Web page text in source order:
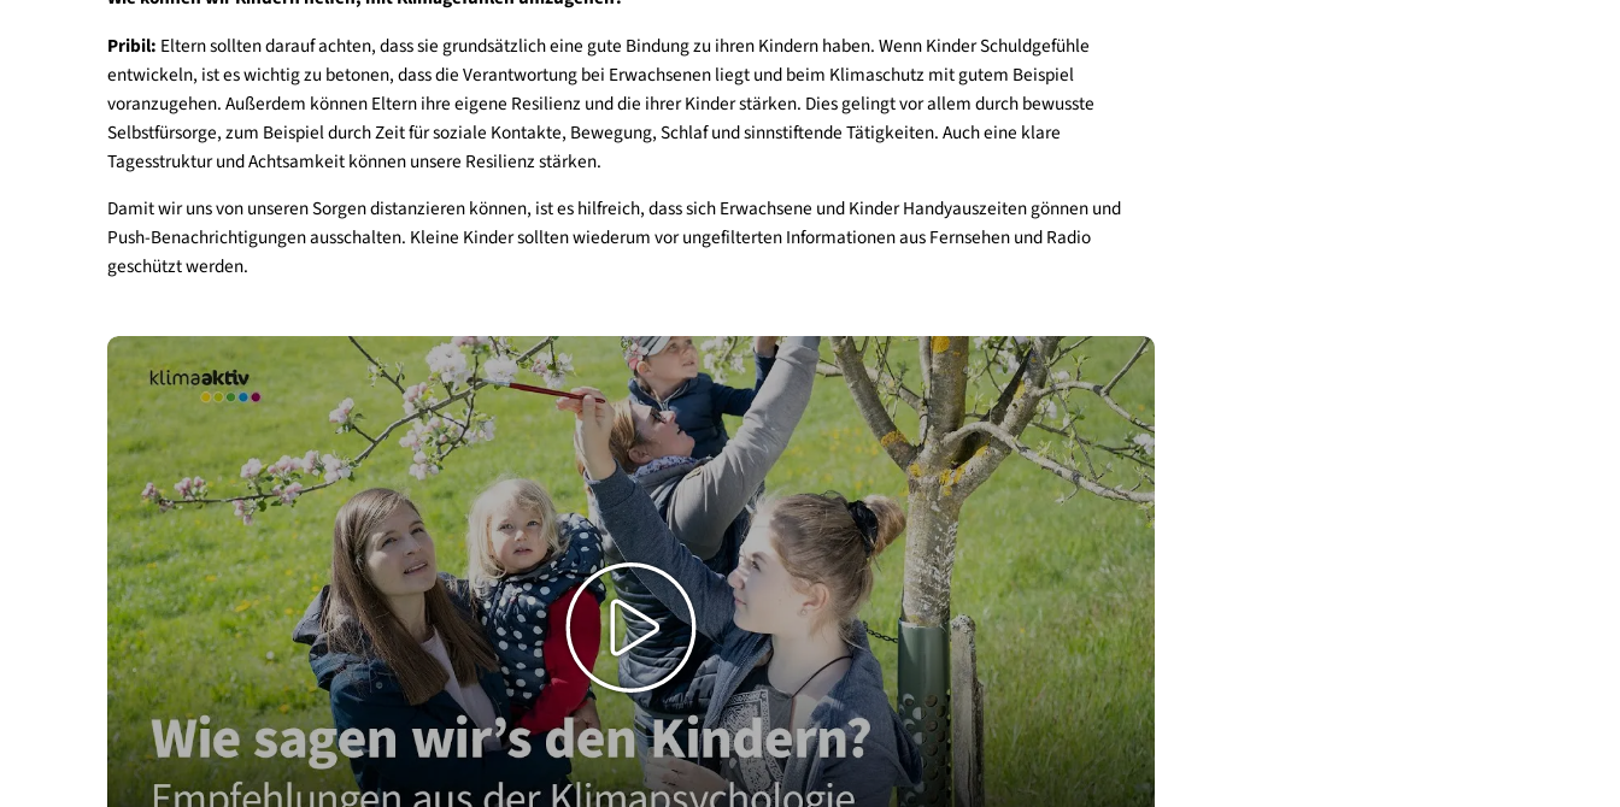
Wenn Kinder von der Ernsthaftigkeit der Klimakrise erfahren, aber kein konsequentes Handeln der Eltern erkennen können, fühlen
sie sich wütend, überfordert und allein gelassen. Vor allem jüngere Kinder laufen zudem Gefahr, Schuldgefühle zu entwickeln: Um die
Illusion von Kontrolle zu erzeugen, übernehmen sie Verantwortung und fühlen sich mitschuldig an der Krise. Viele Jugendliche und junge
Erwachsene leiden außerdem unter Klimaangst, wie eine Studie von Hickman, Marks et al. aus dem Jahr 2021 zeigt. Das ist keine
psychische Störung, sondern eine angemessene Reaktion auf eine leider sehr reale Bedrohung. Klimaangst oder Eco-Anxiety kann sich zu
einer Depression entwickeln, aber auch zum Handeln motivieren.
Wie können wir Kindern helfen, mit Klimagefühlen umzugehen?
Pribil:Eltern sollten darauf achten, dass sie grundsätzlich eine gute Bindung zu ihren Kindern haben. Wenn Kinder Schuldgefühle
voranzugehen. Außerdem können Eltern ihre eigene Resilienz und die ihrer Kinder stärken. Dies gelingt vor allem durch bewusste
Selbstfürsorge, zum Beispiel durch Zeit für soziale Kontakte, Bewegung, Schlaf und sinnstiftende Tätigkeiten. Auch eine klare
Tagesstruktur und Achtsamkeit können unsere Resilienz stärken.
Damit wir uns von unseren Sorgen distanzieren können, ist es hilfreich, dass sich Erwachsene und Kinder Handyauszeiten gönnen und
Push-Benachrichtigungen ausschalten. Kleine Kinder sollten wiederum vor ungefilterten Informationen aus Fernsehen und Radio
geschützt werden.
Video
abspielen